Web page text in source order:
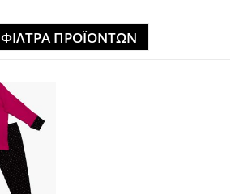
ΦΙΛΤΡΑ ΠΡΟΪΟΝΤΩΝ